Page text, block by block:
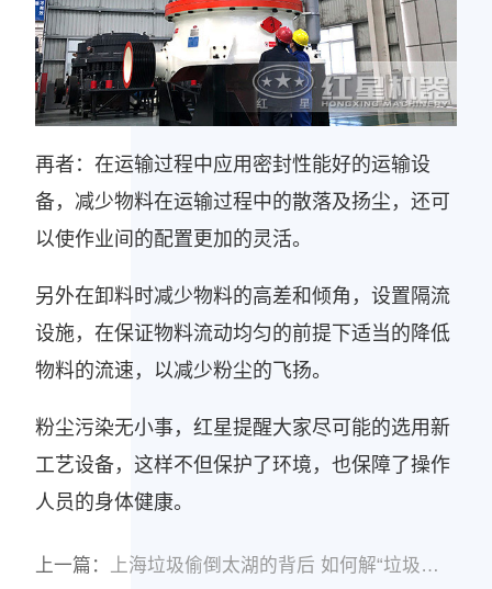
再者：在运输过程中应用密封性能好的运输设
备，减少物料在运输过程中的散落及扬尘，还可
以使作业间的配置更加的灵活。
另外在卸料时减少物料的高差和倾角，设置隔流
设施，在保证物料流动均匀的前提下适当的降低
物料的流速，以减少粉尘的飞扬。
粉尘污染无小事，红星提醒大家尽可能的选用新
工艺设备，这样不但保护了环境，也保障了操作
人员的身体健康。
上一篇： 上海垃圾偷倒太湖的背后 如何解“垃圾围城”之困